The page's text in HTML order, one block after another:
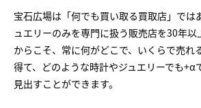
宝石広場は「何でも買い取る買取店」では
ュエリーのみを専門に扱う販売店を30年
からこそ、常に何がどこで、いくらで売れ
得て、どのような時計やジュエリーでも+α
見出すことができます。